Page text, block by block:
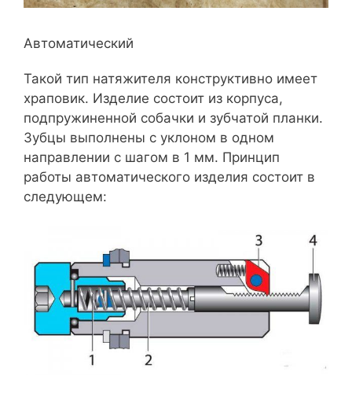
Автоматический
Такой тип натяжителя конструктивно имеет
храповик. Изделие состоит из корпуса,
подпружиненной собачки и зубчатой планки.
Зубцы выполнены с уклоном в одном
направлении с шагом в 1 мм. Принцип
работы автоматического изделия состоит в
следующем: